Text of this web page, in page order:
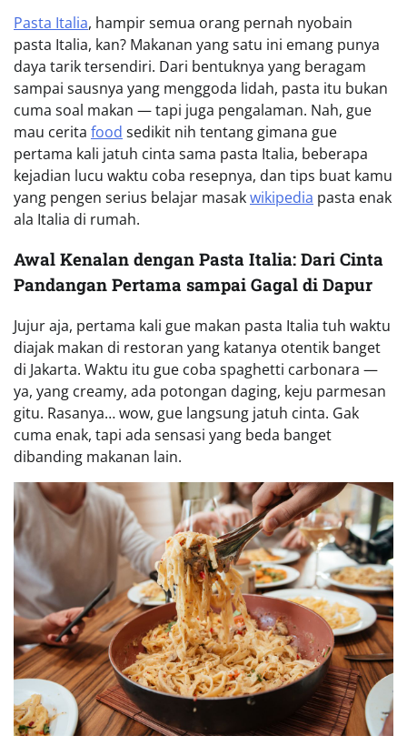
Pasta Italia, hampir semua orang pernah nyobain
pasta Italia, kan? Makanan yang satu ini emang punya
daya tarik tersendiri. Dari bentuknya yang beragam
sampai sausnya yang menggoda lidah, pasta itu bukan
cuma soal makan — tapi juga pengalaman. Nah, gue
mau cerita food sedikit nih tentang gimana gue
pertama kali jatuh cinta sama pasta Italia, beberapa
kejadian lucu waktu coba resepnya, dan tips buat kamu
yang pengen serius belajar masakwikipedia pasta enak
ala Italia di rumah.
Awal Kenalan dengan Pasta Italia: Dari Cinta
Pandangan Pertama sampai Gagal di Dapur
Jujur aja, pertama kali gue makan pasta Italia tuh waktu
diajak makan di restoran yang katanya otentik banget
di Jakarta. Waktu itu gue coba spaghetti carbonara —
ya, yang creamy, ada potongan daging, keju parmesan
gitu. Rasanya… wow, gue langsung jatuh cinta. Gak
cuma enak, tapi ada sensasi yang beda banget
dibanding makanan lain.